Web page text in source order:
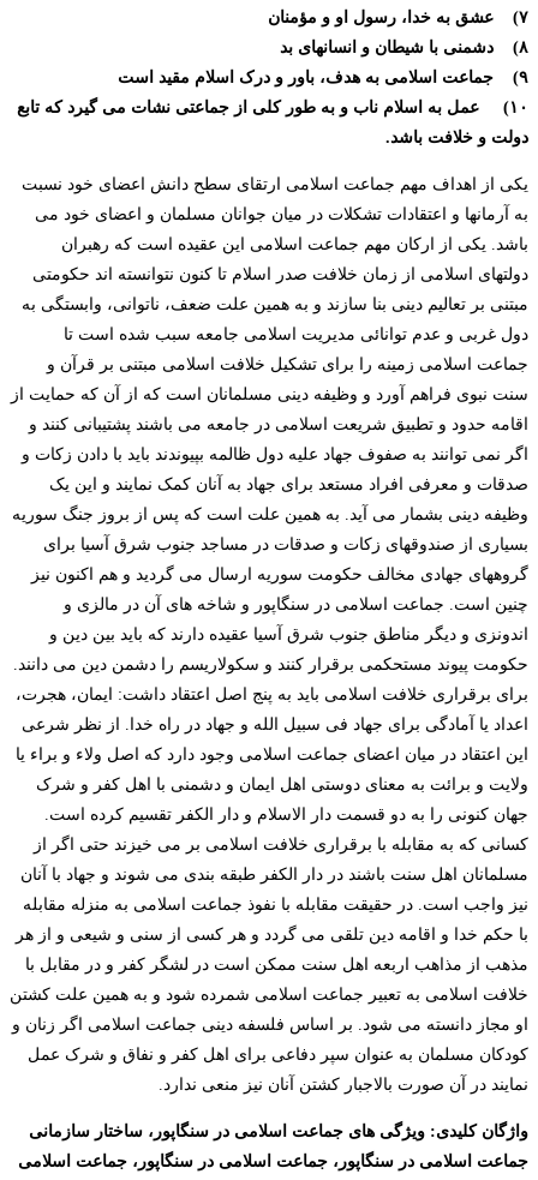
۷) عشق به خدا، رسول او و مؤمنان
۸) دشمنی با شیطان و انسانهای بد
۹) جماعت اسلامی به هدف، باور و درک اسلام مقید است
۱۰) عمل به اسلام ناب و به طور کلی از جماعتی نشات می گیرد که تابع
دولت و خلافت باشد.
یکی از اهداف مهم جماعت اسلامی ارتقای سطح دانش اعضای خود نسبت
به آرمانها و اعتقادات تشکلات در میان جوانان مسلمان و اعضای خود می
باشد. یکی از ارکان مهم جماعت اسلامی این عقیده است که رهبران
دولتهای اسلامی از زمان خلافت صدر اسلام تا کنون نتوانسته اند حکومتی
مبتنی بر تعالیم دینی بنا سازند و به همین علت ضعف، ناتوانی، وابستگی به
دول غربی و عدم توانائی مدیریت اسلامی جامعه سبب شده است تا
جماعت اسلامی زمینه را برای تشکیل خلافت اسلامی مبتنی بر قرآن و
سنت نبوی فراهم آورد و وظیفه دینی مسلمانان است که از آن که حمایت از
اقامه حدود و تطبیق شریعت اسلامی در جامعه می باشند پشتیبانی کنند و
اگر نمی توانند به صفوف جهاد علیه دول ظالمه بپیوندند باید با دادن زکات و
صدقات و معرفی افراد مستعد برای جهاد به آنان کمک نمایند و این یک
وظیفه دینی بشمار می آید. به همین علت است که پس از بروز جنگ سوریه
بسیاری از صندوقهای زکات و صدقات در مساجد جنوب شرق آسیا برای
گروههای جهادی مخالف حکومت سوریه ارسال می گردید و هم اکنون نیز
چنین است. جماعت اسلامی در سنگاپور و شاخه های آن در مالزی و
اندونزی و دیگر مناطق جنوب شرق آسیا عقیده دارند که باید بین دین و
حکومت پیوند مستحکمی برقرار کنند و سکولاریسم را دشمن دین می دانند.
برای برقراری خلافت اسلامی باید به پنج اصل اعتقاد داشت: ایمان، هجرت،
اعداد یا آمادگی برای جهاد فی سبیل الله و جهاد در راه خدا. از نظر شرعی
این اعتقاد در میان اعضای جماعت اسلامی وجود دارد که اصل ولاء و براء یا
ولایت و برائت به معنای دوستی اهل ایمان و دشمنی با اهل کفر و شرک
جهان کنونی را به دو قسمت دار الاسلام و دار الکفر تقسیم کرده است.
کسانی که به مقابله با برقراری خلافت اسلامی بر می خیزند حتی اگر از
مسلمانان اهل سنت باشند در دار الکفر طبقه بندی می شوند و جهاد با آنان
نیز واجب است. در حقیقت مقابله با نفوذ جماعت اسلامی به منزله مقابله
با حکم خدا و اقامه دین تلقی می گردد و هر کسی از سنی و شیعی و از هر
مذهب از مذاهب اربعه اهل سنت ممکن است در لشگر کفر و در مقابل با
خلافت اسلامی به تعبیر جماعت اسلامی شمرده شود و به همین علت کشتن
او مجاز دانسته می شود. بر اساس فلسفه دینی جماعت اسلامی اگر زنان و
کودکان مسلمان به عنوان سپر دفاعی برای اهل کفر و نفاق و شرک عمل
نمایند در آن صورت بالاجبار کشتن آنان نیز منعی ندارد.
واژگان کلیدی: ویژگی های جماعت اسلامی در سنگاپور، ساختار سازمانی
جماعت اسلامی در سنگاپور، جماعت اسلامی در سنگاپور، جماعت اسلامی